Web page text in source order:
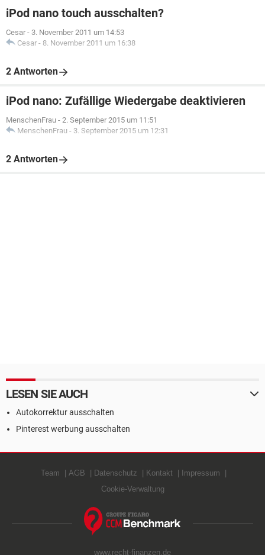
iPod nano touch ausschalten?
Cesar - 3. November 2011 um 14:53
Cesar - 8. November 2011 um 16:38
2 Antworten
iPod nano: Zufällige Wiedergabe deaktivieren
MenschenFrau - 2. September 2015 um 11:51
MenschenFrau - 3. September 2015 um 12:31
2 Antworten
LESEN SIE AUCH
Autokorrektur ausschalten
Pinterest werbung ausschalten
Team AGB Datenschutz Kontakt
Impressum
Cookie-Verwaltung
www.recht-finanzen.de